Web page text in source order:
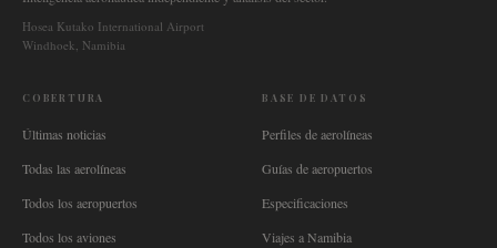
Hosea Kutako International Airport
Windhoek, Namibia
COBERTURA
Últimas noticias
Todas las aerolíneas
Todos los aeropuertos
Todos los aviones
BASE DE DATOS
Perfiles de aerolíneas
Guías de aeropuertos
Especificaciones
Viajes a Namibia